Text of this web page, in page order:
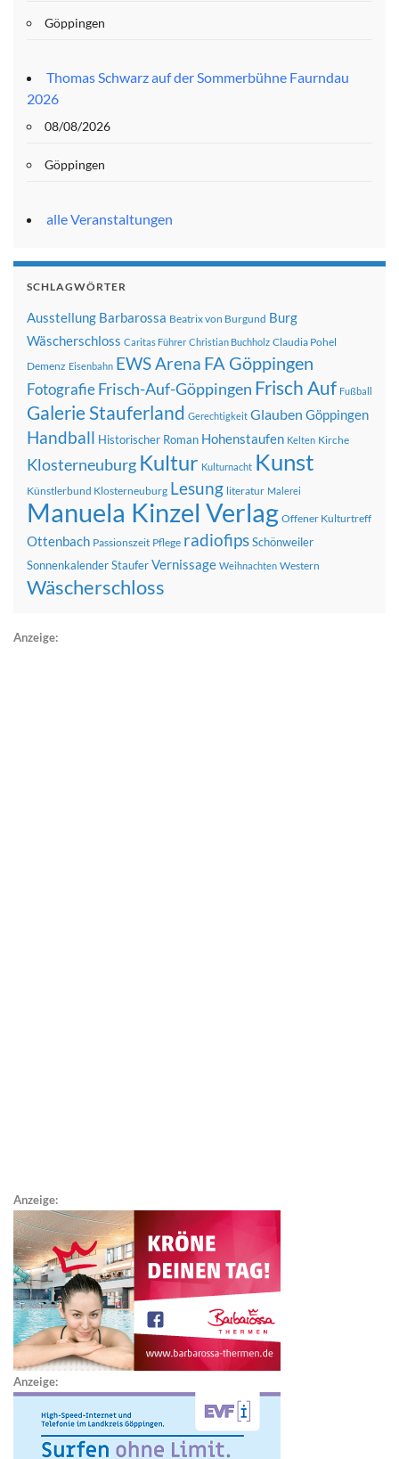
Göppingen
Thomas Schwarz auf der Sommerbühne Faurndau
2026
08/08/2026
Göppingen
alle Veranstaltungen
SCHLAGWÖRTER
Ausstellung Barbarossa Beatrix von Burgund Burg
Wäscherschloss Caritas Führer Christian Buchholz Claudia Pohel
Demenz Eisenbahn EWS Arena FA Göppingen
FotografieFrisch-Auf-Göppingen Frisch Auf Fußball
Galerie Stauferland Gerechtigkeit Glauben Göppingen
Handball Historischer Roman Hohenstaufen Kelten Kirche
Klosterneuburg Kultur Kulturnacht Kunst
Künstlerbund Klosterneuburg Lesung literatur Malerei
Manuela Kinzel Verlag Offener Kulturtreff
Ottenbach Passionszeit Pflege radiofipsSchönweiler
SonnenkalenderStauferVernissage Weihnachten Western
Wäscherschloss
Anzeige:
Anzeige:
Anzeige: